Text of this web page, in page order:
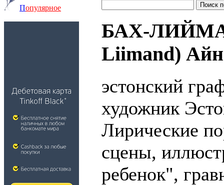
Популярное
БАХ-
Liimand)
эстонский
художник
Лирические
сцены,
ребенок",